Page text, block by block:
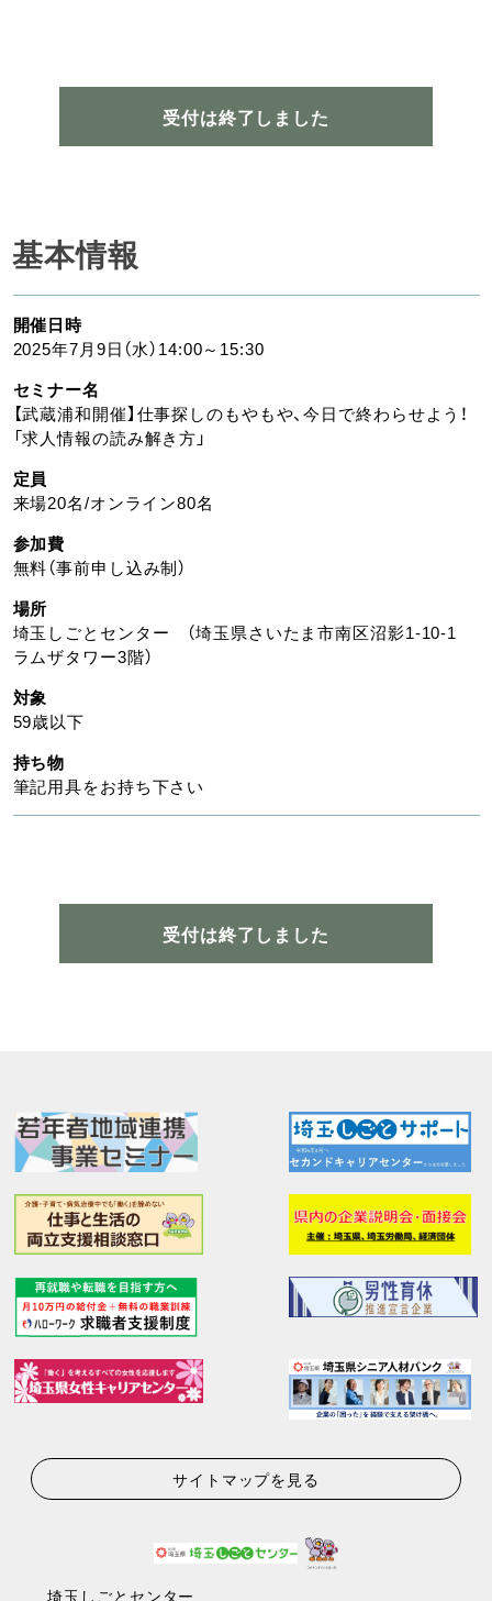
受付は終了しました
基本情報
開催日時
2025年7月9日（水）14:00～15:30
セミナー名
【武蔵浦和開催】仕事探しのもやもや、今日で終わらせよう！
「求人情報の読み解き方」
定員
来場20名/オンライン80名
参加費
無料（事前申し込み制）
場所
埼玉しごとセンター （埼玉県さいたま市南区沼影1-10-1
ラムザタワー3階）
対象
59歳以下
持ち物
筆記用具をお持ち下さい
受付は終了しました
サイトマップを見る
埼玉しごとセンター